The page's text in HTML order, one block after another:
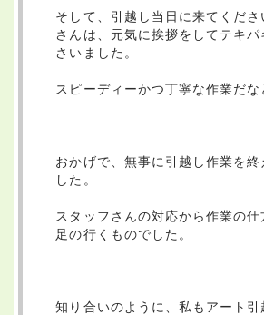
そして、引越し当日に来てくだ
さんは、元気に挨拶をしてテキ
さいました。
スピーディーかつ丁寧な作業だな
おかげで、無事に引越し作業を終
した。
スタッフさんの対応から作業の
足の行くものでした。
知り合いのように、私もアート